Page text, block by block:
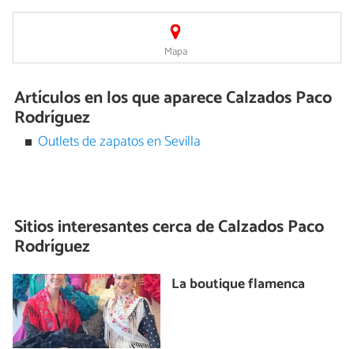
Mapa
Artículos en los que aparece Calzados Paco
Rodríguez
Outlets de zapatos en Sevilla
Sitios interesantes cerca deCalzados Paco
Rodríguez
La boutique flamenca